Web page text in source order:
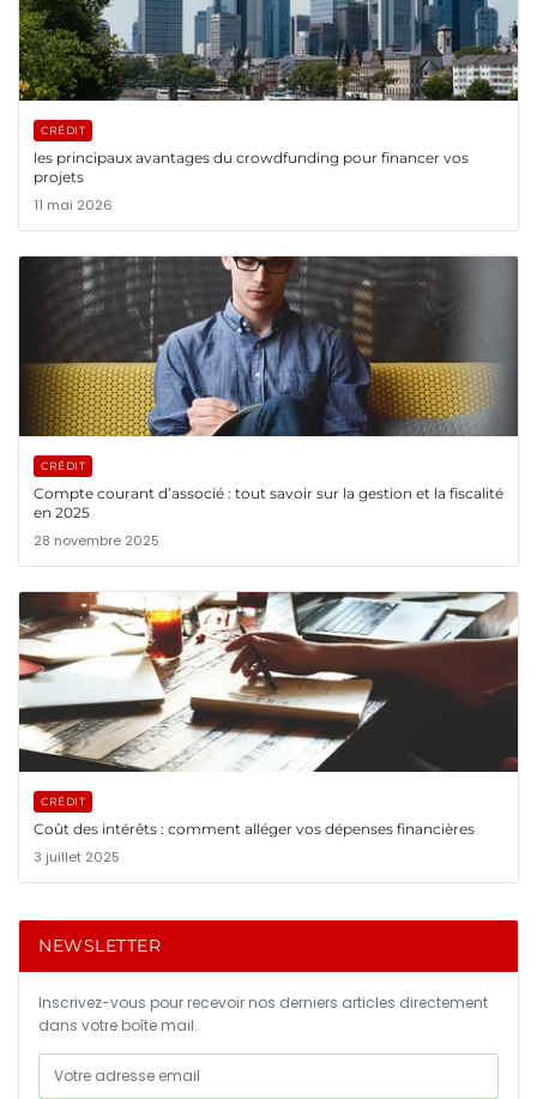
CRÉDIT
les principaux avantages du crowdfunding pour financer vos
projets
11 mai 2026
CRÉDIT
Compte courant d’associé : tout savoir sur la gestion et la fiscalité
en 2025
28 novembre 2025
CRÉDIT
Coût des intérêts : comment alléger vos dépenses financières
3 juillet 2025
NEWSLETTER
Inscrivez-vous pour recevoir nos derniers articles directement
dans votre boîte mail.